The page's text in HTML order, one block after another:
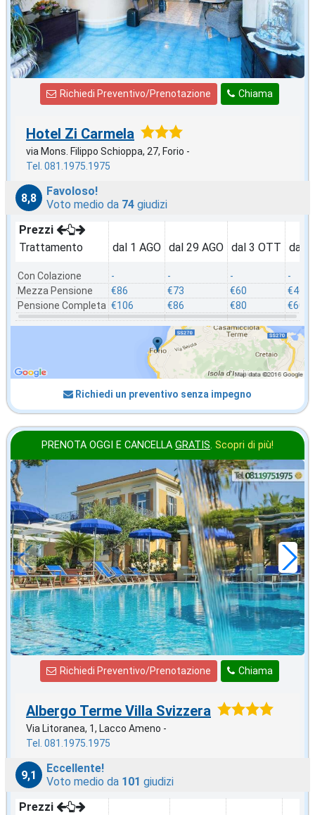
Chiama
Richiedi Preventivo/Prenotazione
Hotel Zi Carmela
via Mons. Filippo Schioppa, 27, Forio -
Tel. 081.1975.1975
8,8
Favoloso!
Voto medio da 74 giudizi
Prezzi
Trattamento
Con Colazione
Mezza Pensione
Pensione Completa
dal 1 AGO
-
€86
€106
dal 29 AGO
-
€73
€86
dal 3 OTT
-
€60
€80
dal 8
-
€46
€60
Richiedi un preventivo senza impegno
PRENOTA OGGI E CANCELLA GRATIS. Scopri di più!
agosto
in offerta da
€118,57
a notte
Chiama
Richiedi Preventivo/Prenotazione
Albergo Terme Villa Svizzera
Via Litoranea, 1, Lacco Ameno -
Tel. 081.1975.1975
9,1
Eccellente!
Voto medio da 101 giudizi
Prezzi